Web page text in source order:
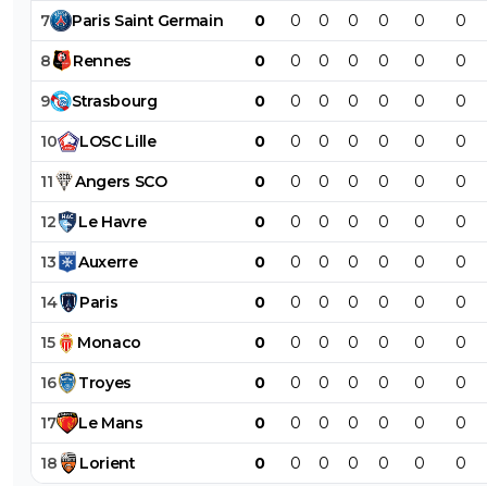
7 Paris Saint Germain 0 0 0 0 0 0 0
8 Rennes 0 0 0 0 0 0 0
9 Strasbourg 0 0 0 0 0 0 0
10 LOSC Lille 0 0 0 0 0 0 0
11 Angers SCO 0 0 0 0 0 0 0
12 Le Havre 0 0 0 0 0 0 0
13 Auxerre 0 0 0 0 0 0 0
14 Paris 0 0 0 0 0 0 0
15 Monaco 0 0 0 0 0 0 0
16 Troyes 0 0 0 0 0 0 0
17 Le Mans 0 0 0 0 0 0 0
18 Lorient 0 0 0 0 0 0 0